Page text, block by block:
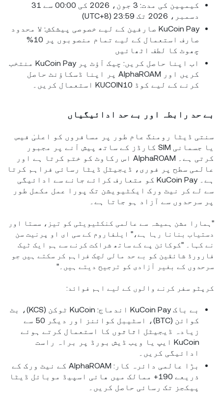
کیمپین کی مدت: 3 جون، 2026 کی 00:00 سے 31
دسمبر، 2026 تک 23:59 (UTC+8)
KuCoin Pay صارفین کے لیے خصوصی پیشکش: لا محدود
صارف استعمال کے لیے تمام منصوبوں پر 10%
چھوٹ کا لطف اٹھائیں
اب اپنا حاصل کریں: چیک آؤٹ پر KuCoin Pay منتخب
کریں اور AlphaROAM پر اپنا ڈسکاؤنٹ حاصل
کرنے کے لیے کوڈ KUCOIN10 استعمال کریں۔
بے حد رابطہ اور بے حد ادائیگیاں
سنتی ڈیٹا رومنگ عام طور پر مسافروں کو اعلیٰ فیس
یا جسمانی SIM کارڈز کے ساتھ پیش آنے پر مجبور
کرتی ہے۔ AlphaROAM اس رکاوٹ کو ختم کرتا ہے اور
عالمی سطح پر فوری، ڈیجیٹل ڈیٹا رسائی فراہم کرتا
ہے۔ KuCoin Pay کو متعارف کرائے جانے سے ادائیگی
سے لے کر نیٹ ورک ایکٹیویشن تک پورا عمل مکمل طور
پر سرحدوں سے آزاد ہو جاتا ہے۔
"ہمارا مشن ہمیشہ سے عالمی کنکٹیویٹی کو تیز، سستا اور
دستیاب بنانا رہا ہے،" ایلفاروم کے سی ای او پرنیت سن
نے کہا۔ "کوکائن پے کے ساتھ شراکت کرنے سے ہم ایک ٹیک
فارورڈ شائقین کو بے حد مالی لچک فراہم کر سکتے ہیں جو
سرحدوں کے بغیر آزادی کو ترجیح دیتے ہیں۔"
کرپٹو سفر کرنے والوں کے لیے اہم فوائد:
بے باک KuCoin Pay اندماج: KuCoin ٹوکن (KCS)، بٹ
کوائن (BTC)، اسٹیبل کوائنز اور دیگر 50 سے
زیادہ ڈیجیٹل اثاثوں کا استعمال کرتے ہوئے
KuCoin ایپ یا ویب ڈیش بورڈ پر براہ راست
ادائیگی کریں۔
بڑا عالمی دائرہ کار: AlphaROAM کے نیٹ ورک کے
ذریعے 190+ ممالک میں هائی اسپیڈ موبائل ڈیٹا
پیکجز تک رسائی حاصل کریں۔